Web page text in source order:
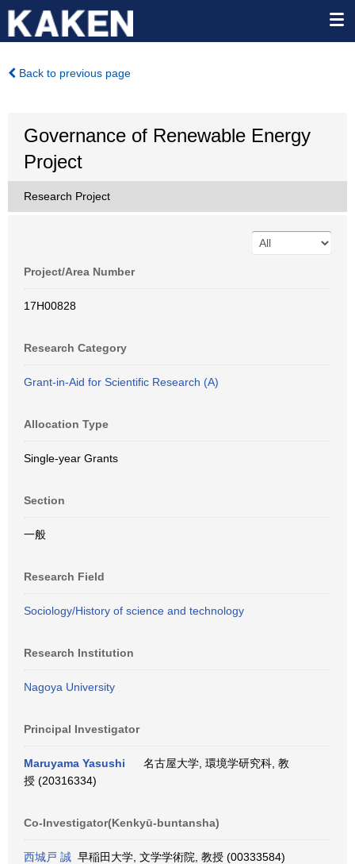
Back to previous page
Governance of Renewable Energy
Project
Research Project
Project/Area Number
17H00828
Research Category
Grant-in-Aid for Scientific Research (A)
Allocation Type
Single-year Grants
Section
一般
Research Field
Sociology/History of science and technology
Research Institution
Nagoya University
Principal Investigator
Maruyama Yasushi
名古屋大学, 環境学研究科, 教
授 (20316334)
Co-Investigator(Kenkyū-buntansha)
西城戸 誠 早稲田大学, 文学学術院, 教授 (00333584)